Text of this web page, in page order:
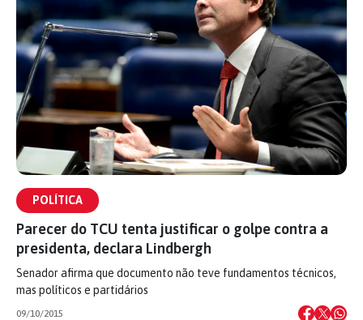
POLÍTICA
Parecer do TCU tenta justificar o golpe contra a
presidenta, declara Lindbergh
Senador afirma que documento não teve fundamentos técnicos,
mas políticos e partidários
09/10/2015